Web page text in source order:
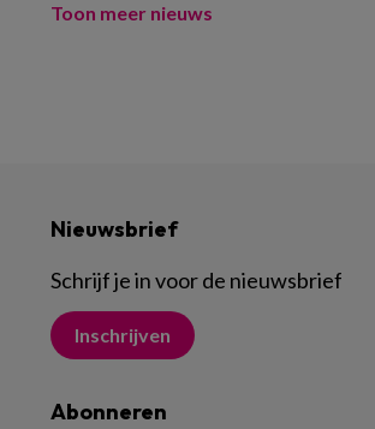
Toon meer nieuws
Nieuwsbrief
Schrijf je in voor de nieuwsbrief
Inschrijven
Abonneren